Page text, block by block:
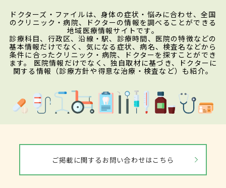
ドクターズ・ファイルは、身体の症状・悩みに合わせ、全国
のクリニック・病院、ドクターの情報を調べることができる
地域医療情報サイトです。
診療科目、行政区、沿線・駅、診療時間、医院の特徴などの
基本情報だけでなく、気になる症状、病名、検査名などから
条件に合ったクリニック・病院、ドクターを探すことができ
ます。 医院情報だけでなく、独自取材に基づき、ドクターに
関する情報（診療方針や得意な治療・検査など）も紹介。
ご掲載に関するお問い合わせはこちら